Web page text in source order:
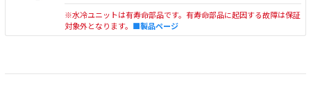
※水冷ユニットは有寿命部品です。有寿命部品に起因する故障は保証
対象外となります。 ■製品ページ